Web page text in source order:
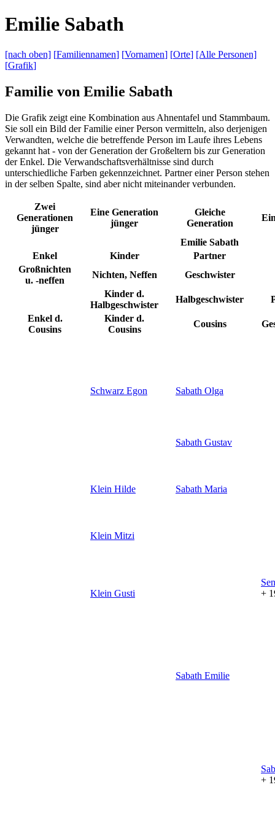
Emilie Sabath
[nach oben] [Familiennamen] [Vornamen] [Orte] [Alle Personen]
[Grafik]
Familie von Emilie Sabath
Die Grafik zeigt eine Kombination aus Ahnentafel und Stammbaum.
Sie soll ein Bild der Familie einer Person vermitteln, also derjenigen
Verwandten, welche die betreffende Person im Laufe ihres Lebens
gekannt hat - von der Generation der Großeltern bis zur Generation
der Enkel. Die Verwandschaftsverhältnisse sind durch
unterschiedliche Farben gekennzeichnet. Partner einer Person stehen
in der selben Spalte, sind aber nicht miteinander verbunden.
Zwei
Generationen
jünger
Eine Generation
jünger
Gleiche
Generation
Emilie Sabath
Enkel
Kinder
Partner
Großnichten
u. -neffen
Nichten, Neffen
Geschwister
Kinder d.
Halbgeschwister
Halbgeschwister
Enkel d.
Cousins
Kinder d.
Cousins
Cousins
Schwarz Egon Sabath Olga
Sabath Gustav
Klein Hilde Sabath Maria
Klein Mitzi
Klein Gusti
+
Sabath Emilie
+